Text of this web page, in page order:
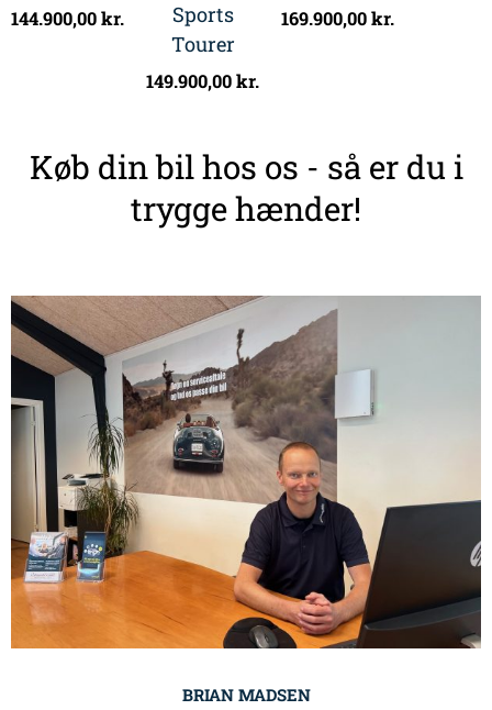
144.900,00kr.
Sports
Tourer
149.900,00kr.
169.900,00kr.
Køb din bil hos os - så er du i
trygge hænder!
BRIAN MADSEN